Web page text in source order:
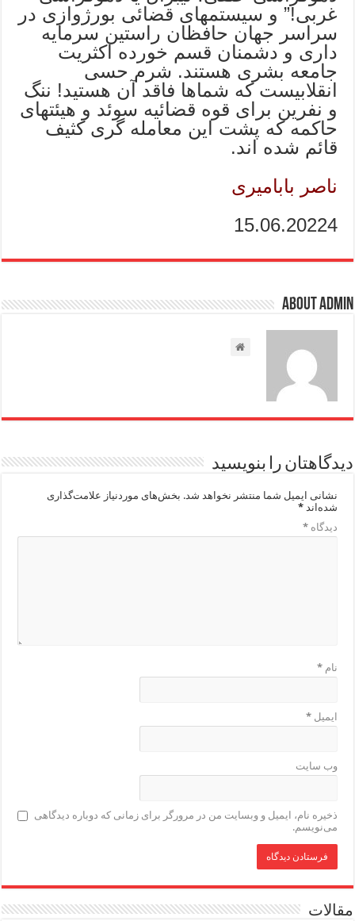
غربی!” و سیستمهای قضائی بورژوازی در
سراسر جهان حافظان راستین سرمایه
داری و دشمنان قسم خورده اکثریت
جامعه بشری هستند. شرم حسی
انقلابیست که شماها فاقد آن هستید! ننگ
و نفرین برای قوه قضائیه سوئد و هیئتهای
حاکمه که پشت این معامله گری کثیف
قائم شده اند.
ناصر بابامیری
15.06.20224
About admin
دیدگاهتان را بنویسید
نشانی ایمیل شما منتشر نخواهد شد. بخش‌های موردنیاز علامت‌گذاری
شده‌اند*
دیدگاه*
نام*
ایمیل*
وب‌ سایت
ذخیره نام، ایمیل و وبسایت من در مرورگر برای زمانی که دوباره دیدگاهی
می‌نویسم.
مقالات